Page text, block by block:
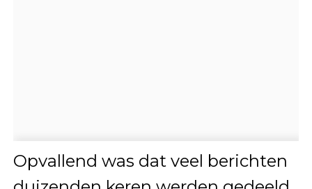
Opvallend was dat veel berichten